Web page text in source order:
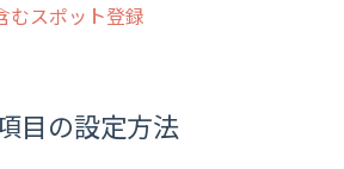
むスポット登録
目の設定方法